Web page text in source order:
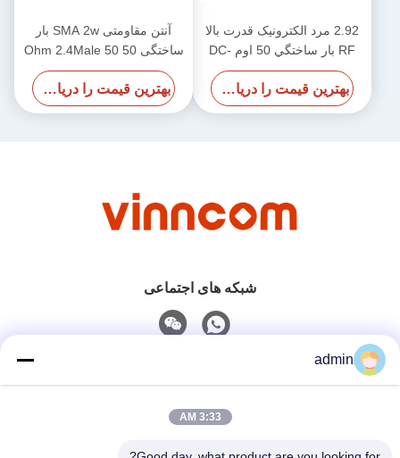
2.92 مرد الکترونيک قدرت بالا
RF بار ساختگي 50 اوم DC-
40GHz 20W
بهترین قیمت را دریافت کنید
آنتن مقاومتی SMA 2w بار
ساختگی 50 Ohm 2.4Male 50
GHz
بهترین قیمت را دریافت کنید
شبکه های اجتماعی
0086-551-65396351
admin
3:33 AM